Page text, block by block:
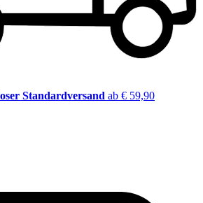
Standardversand ab € 59,90